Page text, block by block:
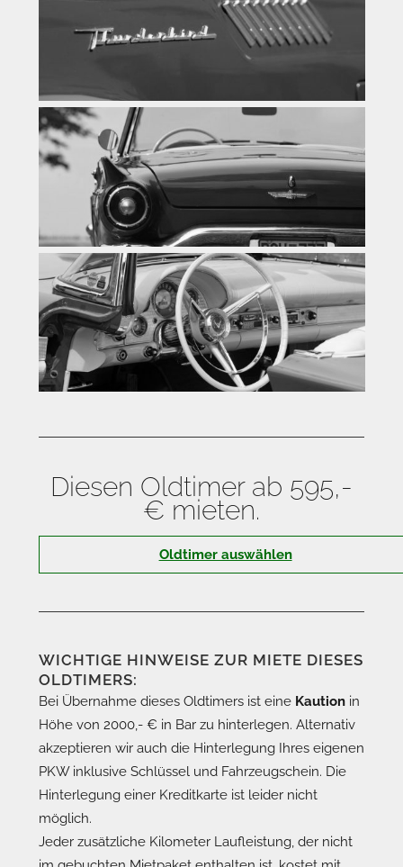
Diesen Oldtimer ab 595,-
€ mieten.
Oldtimer auswählen
WICHTIGE HINWEISE ZUR MIETE DIESES
OLDTIMERS:
Bei Übernahme dieses Oldtimers ist eine Kautionin
Höhe von 2000,- € in Bar zu hinterlegen. Alternativ
akzeptieren wir auch die Hinterlegung Ihres eigenen
PKW inklusive Schlüssel und Fahrzeugschein. Die
Hinterlegung einer Kreditkarte ist leider nicht
möglich.
Jeder zusätzliche Kilometer Laufleistung, der nicht